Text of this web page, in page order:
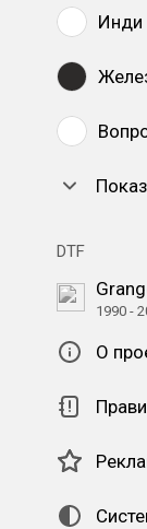
Инди
DTF
1990 -
О